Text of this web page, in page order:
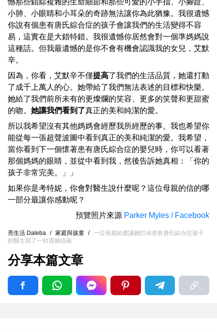
憾那些錯綜複雜的生命細節和那些可愛的小手指、小腳趾、
小肺、小眼睛和小耳朵的奇跡無法讓你為此猶豫。我很遺憾
你說有個患有唐氏綜合症的孩子會讓我們的生活變得不容
易，這實在是大錯特錯。我很遺憾你居然會對一個準媽媽說
這種話。但我最遺憾的是你不會有機會認識我的女兒，艾默
辛。
因為，你看，艾默辛不僅提高了我們的生活品質，她還打動
了成千上萬人的心。她帶給了我們無法表述的目標和快樂。
她給了我們前所未有的更燦爛的笑容、更多的笑聲和更甜蜜
的吻。 她讓我們看到了真正的美和純潔的愛。
所以我希望沒有其他媽媽會經歷我所經歷的事。我也希望你
能從每一張超聲波圖中看到真正的美和純潔的愛。我希望，
當你看到下一個懷著患有唐氏綜合症的嬰兒時，你可以看著
那個媽媽的眼睛，並從中看到我，然後告訴她真相：「你的
孩子非常完美。」」
如果你是考特妮，你會對醫生說什麼呢？這位母親的信的哪
一部分最讓你感動呢？
預覽照片來源 Parker Myles / Facebook
亮生活 Daleba / 家庭與孩童 / 一位母親給建議她打掉患有唐氏綜合症孩子
的醫生寫了一封震撼信函
分享本篇文章